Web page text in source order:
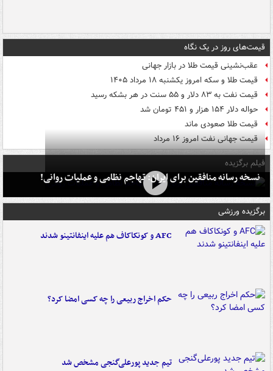
قیمت‌های روز در یک نگاه
عقب‌نشینی قیمت طلا در بازار جهانی
قیمت طلا و سکه امروز یکشنبه ۱۸ مرداد ۱۴۰۵
قیمت نفت به ۸۳ دلار و ۵۵ سنت در هر بشکه رسید
حواله دلار ۱۵۴ هزار و ۴۵۱ تومان شد
قیمت طلا صعودی ماند
قیمت جهانی نفت امروز ۱۶ مرداد
فیلم برگزیده
نسخه رسانه منافقین برای ایران: تهاجم نظامی و عملیات روانی!
برگزیده ورزشی
AFC و کونکاکاف هم علیه اینفانتینو شدند
حکم اخراج ربیعی را چه کسی امضا کرد؟
تیم جدید پورعلی‌گنجی مشخص شد